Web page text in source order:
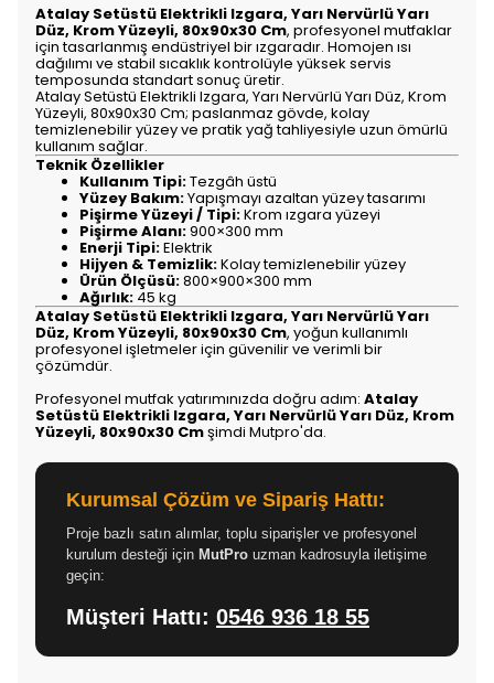
Atalay Setüstü Elektrikli Izgara, Yarı Nervürlü Yarı
Düz, Krom Yüzeyli, 80x90x30 Cm, profesyonel mutfaklar
için tasarlanmış endüstriyel bir ızgaradır. Homojen ısı
dağılımı ve stabil sıcaklık kontrolüyle yüksek servis
temposunda standart sonuç üretir.
Atalay Setüstü Elektrikli Izgara, Yarı Nervürlü Yarı Düz, Krom
Yüzeyli, 80x90x30 Cm; paslanmaz gövde, kolay
temizlenebilir yüzey ve pratik yağ tahliyesiyle uzun ömürlü
kullanım sağlar.
Teknik Özellikler
Kullanım Tipi:Tezgâh üstü
Yüzey Bakım:Yapışmayı azaltan yüzey tasarımı
Pişirme Yüzeyi / Tipi:Krom ızgara yüzeyi
Pişirme Alanı:900×300 mm
Enerji Tipi:Elektrik
Hijyen & Temizlik:Kolay temizlenebilir yüzey
Ürün Ölçüsü:800×900×300 mm
Ağırlık: 45 kg
Atalay Setüstü Elektrikli Izgara, Yarı Nervürlü Yarı
Düz, Krom Yüzeyli, 80x90x30 Cm, yoğun kullanımlı
profesyonel işletmeler için güvenilir ve verimli bir
çözümdür.
Profesyonel mutfak yatırımınızda doğru adım: Atalay
Setüstü Elektrikli Izgara, Yarı Nervürlü Yarı Düz, Krom
Yüzeyli, 80x90x30 Cmşimdi Mutpro'da.
Kurumsal Çözüm ve Sipariş Hattı:
Proje bazlı satın alımlar, toplu siparişler ve profesyonel
kurulum desteği için MutPro uzman kadrosuyla iletişime
geçin:
Müşteri Hattı: 0546 936 18 55